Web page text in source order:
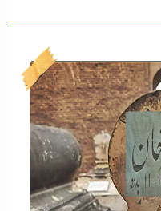
Noor
Hussain
Naqshbandi
(Ding
Khola)